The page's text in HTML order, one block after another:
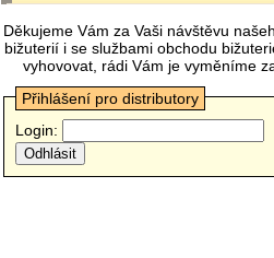
Děkujeme Vám za Vaši návštěvu
bižuterií i se službami obchodu
vyhovovat, rádi Vám je vyměníme
Přihlášení pro distributory
Login: